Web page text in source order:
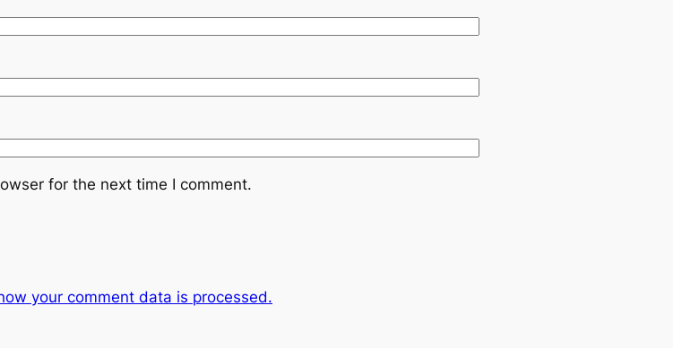
for the next time I comment.
your comment data is processed.